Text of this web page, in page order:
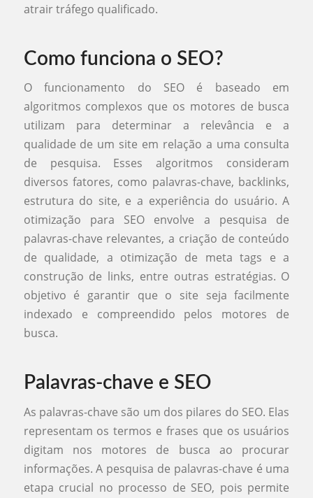
atrair tráfego qualificado.
Como funciona o SEO?
O funcionamento do SEO é baseado em
algoritmos complexos que os motores de busca
utilizam para determinar a relevância e a
qualidade de um site em relação a uma consulta
de pesquisa. Esses algoritmos consideram
diversos fatores, como palavras-chave, backlinks,
estrutura do site, e a experiência do usuário. A
otimização para SEO envolve a pesquisa de
palavras-chave relevantes, a criação de conteúdo
de qualidade, a otimização de meta tags e a
construção de links, entre outras estratégias. O
objetivo é garantir que o site seja facilmente
indexado e compreendido pelos motores de
busca.
Palavras-chave e SEO
As palavras-chave são um dos pilares do SEO. Elas
representam os termos e frases que os usuários
digitam nos motores de busca ao procurar
informações. A pesquisa de palavras-chave é uma
etapa crucial no processo de SEO, pois permite